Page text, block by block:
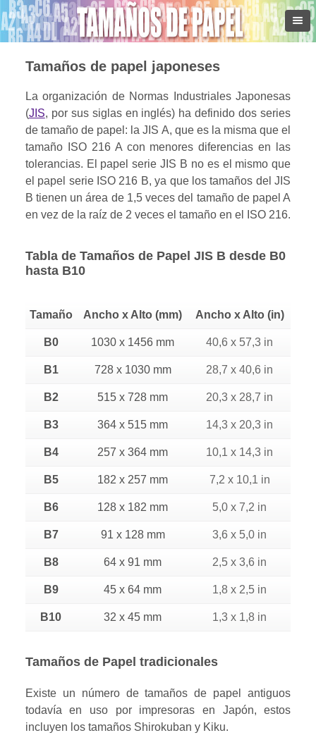
Tamaños de papel japoneses
La organización de Normas Industriales Japonesas
(JIS, por sus siglas en inglés) ha definido dos series
de tamaño de papel: la JIS A, que es la misma que el
tamaño ISO 216 A con menores diferencias en las
tolerancias. El papel serie JIS B no es el mismo que
el papel serie ISO 216 B, ya que los tamaños del JIS
B tienen un área de 1,5 veces del tamaño de papel A
en vez de la raíz de 2 veces el tamaño en el ISO 216.
Tabla de Tamaños de Papel JIS B desde B0
hasta B10
Tamaño Ancho x Alto (mm) Ancho x Alto (in)
B0 1030 x 1456 mm 40,6 x 57,3 in
B1 728 x 1030 mm 28,7 x 40,6 in
B2 515 x 728 mm 20,3 x 28,7 in
B3 364 x 515 mm 14,3 x 20,3 in
B4 257 x 364 mm 10,1 x 14,3 in
B5 182 x 257 mm 7,2 x 10,1 in
B6 128 x 182 mm 5,0 x 7,2 in
B7 91 x 128 mm 3,6 x 5,0 in
B8 64 x 91 mm 2,5 x 3,6 in
B9 45 x 64 mm 1,8 x 2,5 in
B10 32 x 45 mm 1,3 x 1,8 in
Tamaños de Papel tradicionales
Existe un número de tamaños de papel antiguos
todavía en uso por impresoras en Japón, estos
incluyen los tamaños Shirokuban y Kiku.